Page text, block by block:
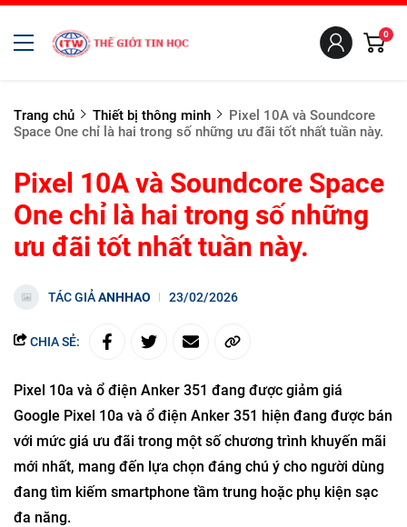
0
Trang chủ Thiết bị thông minh
Pixel 10A và Soundcore
Space One chỉ là hai trong số những ưu đãi tốt nhất tuần này.
Pixel 10A và Soundcore Space
One chỉ là hai trong số những
ưu đãi tốt nhất tuần này.
TÁC GIẢANHHAO 23/02/2026
CHIA SẺ:
Pixel 10a và ổ điện Anker 351 đang được giảm giá
Google Pixel 10a và ổ điện Anker 351 hiện đang được bán
với mức giá ưu đãi trong một số chương trình khuyến mãi
mới nhất, mang đến lựa chọn đáng chú ý cho người dùng
đang tìm kiếm smartphone tầm trung hoặc phụ kiện sạc
đa năng.